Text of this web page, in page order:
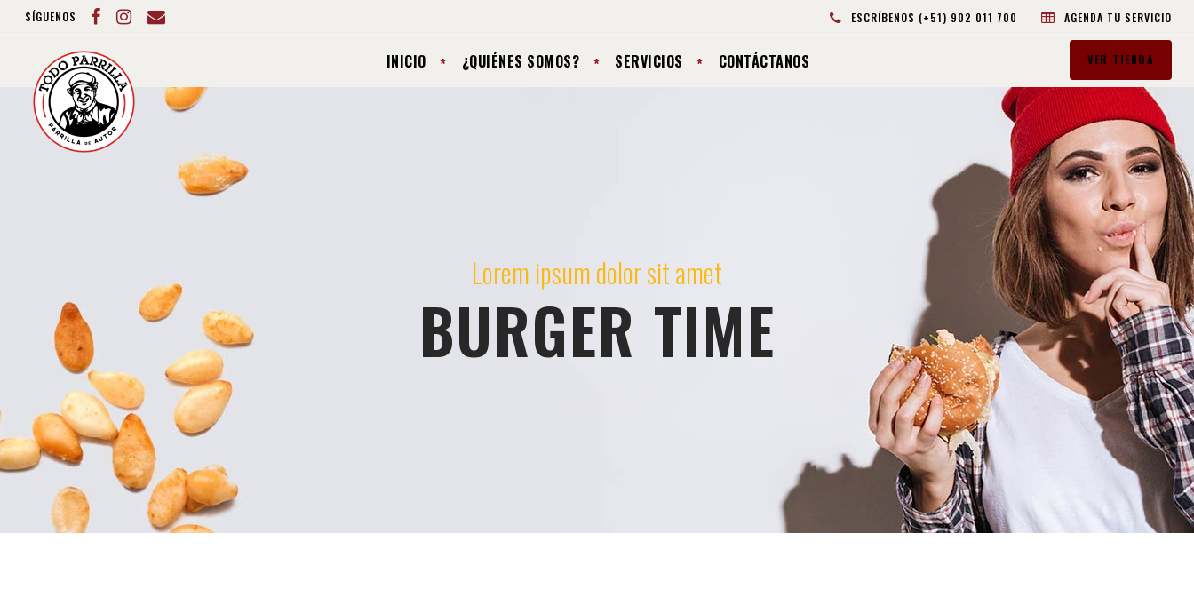
SÍGUENOS ESCRÍBENOS (+51) 902 011 700 AGENDA TU SERVICIO
INICIO ¿QUIÉNES SOMOS? SERVICIOS CONTÁCTANOS VER TIENDA
Lorem ipsum dolor sit amet
BURGER TIME